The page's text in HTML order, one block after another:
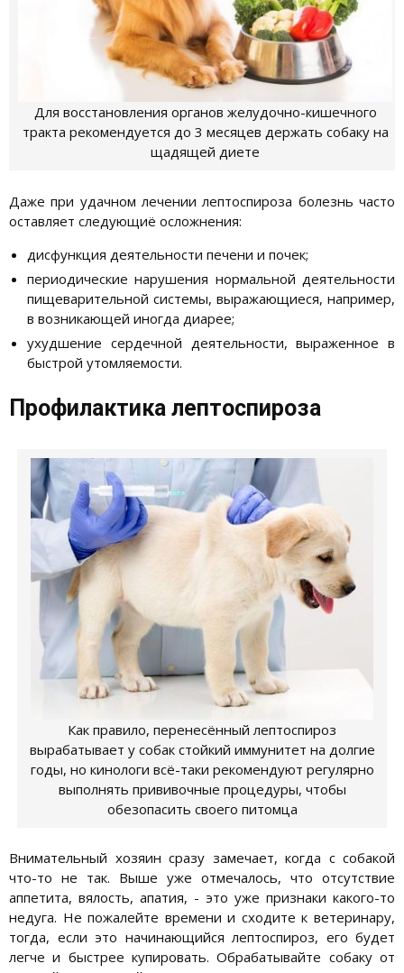
Для восстановления органов желудочно-кишечного
тракта рекомендуется до 3 месяцев держать собаку на
щадящей диете
Даже при удачном лечении лептоспироза болезнь часто
оставляет следующиё осложнения:
дисфункция деятельности печени и почек;
периодические нарушения нормальной деятельности
пищеварительной системы, выражающиеся, например,
в возникающей иногда диарее;
ухудшение сердечной деятельности, выраженное в
быстрой утомляемости.
Профилактика лептоспироза
Как правило, перенесённый лептоспироз
вырабатывает у собак стойкий иммунитет на долгие
годы, но кинологи всё-таки рекомендуют регулярно
выполнять прививочные процедуры, чтобы
обезопасить своего питомца
Внимательный хозяин сразу замечает, когда с собакой
что-то не так. Выше уже отмечалось, что отсутствие
аппетита, вялость, апатия, - это уже признаки какого-то
недуга. Не пожалейте времени и сходите к ветеринару,
тогда, если это начинающийся лептоспироз, его будет
легче и быстрее купировать. Обрабатывайте собаку от